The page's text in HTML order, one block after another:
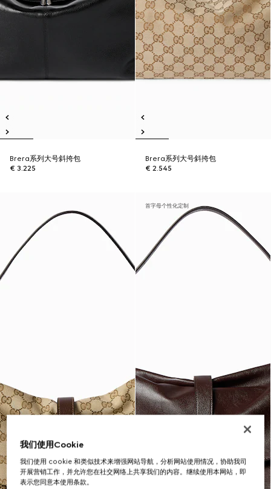
Brera系列大号斜挎包
€ 3.225
Brera系列大号斜挎包
€ 2.545
首字母个性化定制
我们使用Cookie
我们使用 cookie 和类似技术来增强网站导航，分析网站使用情况，协助我司
开展营销工作，并允许您在社交网络上共享我们的内容。继续使用本网站，即
表示您同意本使用条款。